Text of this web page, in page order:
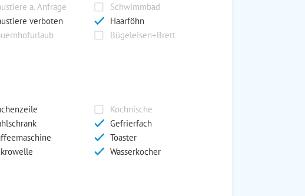
a. Anfrage
Schwimmbad
verboten
Haarföhn
Bügeleisen+Brett
Kochnische
Gefrierfach
Toaster
Wasserkocher